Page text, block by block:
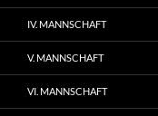
IV. MANNSCHAFT
V. MANNSCHAFT
VI. MANNSCHAFT